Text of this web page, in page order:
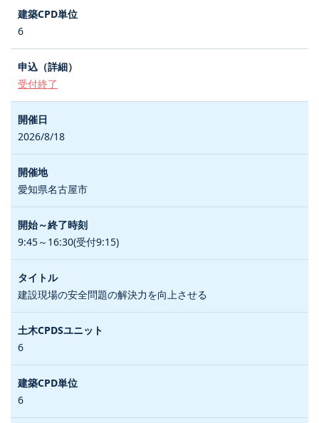
6
受付終了
2026/8/18
愛知県名古屋市
9:45～16:30(受付9:15)
建設現場の安全問題の解決力を向上させる
6
6